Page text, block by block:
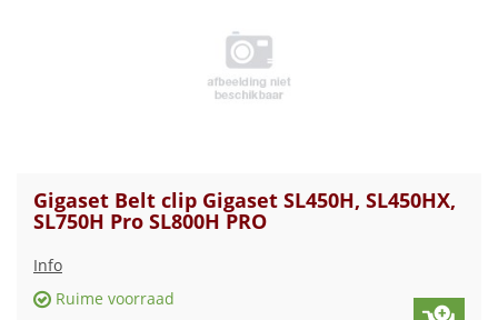
Gigaset Belt clip Gigaset SL450H, SL450HX,
SL750H Pro SL800H PRO
Info
Ruime voorraad